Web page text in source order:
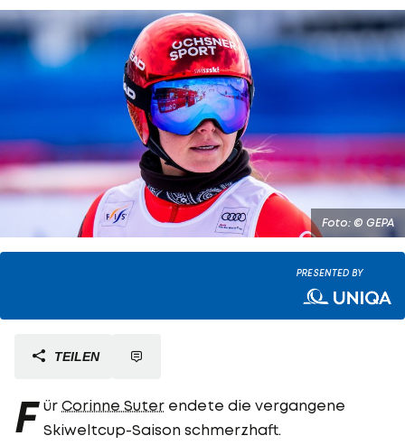
Foto: © GEPA
PRESENTED BY
TEILEN
F ür Corinne Suter endete die vergangene
Skiweltcup-Saison schmerzhaft.